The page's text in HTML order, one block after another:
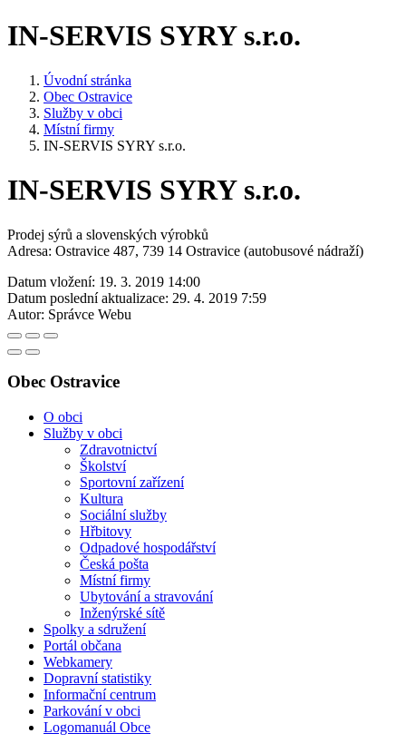
IN-SERVIS SYRY s.r.o.
Úvodní stránka
Obec Ostravice
Služby v obci
Místní firmy
IN-SERVIS SYRY s.r.o.
IN-SERVIS SYRY s.r.o.
Prodej sýrů a slovenských výrobků
Adresa: Ostravice 487, 739 14 Ostravice (autobusové nádraží)
Datum vložení: 19. 3. 2019 14:00
Datum poslední aktualizace: 29. 4. 2019 7:59
Autor: Správce Webu
Obec Ostravice
O obci
Služby v obci
Zdravotnictví
Školství
Sportovní zařízení
Kultura
Sociální služby
Hřbitovy
Odpadové hospodářství
Česká pošta
Místní firmy
Ubytování a stravování
Inženýrské sítě
Spolky a sdružení
Portál občana
Webkamery
Dopravní statistiky
Informační centrum
Parkování v obci
Logomanuál Obce